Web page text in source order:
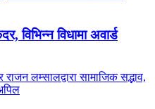
विभिन्न विधामा अवार्ड